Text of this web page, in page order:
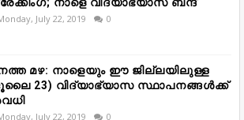
July 22, 2019 0
മഴ: നാളെയും ഈ ജില്ലയിലുള്ള
23) വിദ്യാഭ്യാസ സ്ഥാപനങ്ങൾക്ക്
July 22, 2019 0